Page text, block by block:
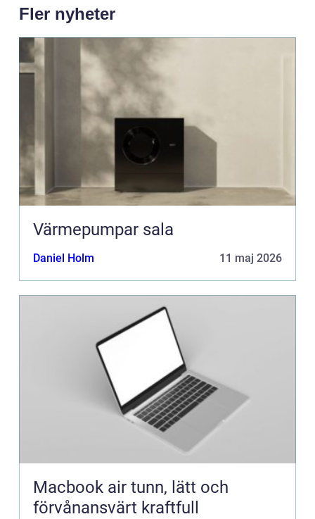
Fler nyheter
Värmepumpar sala
Daniel Holm 11 maj 2026
Macbook air tunn, lätt och
förvånansvärt kraftfull